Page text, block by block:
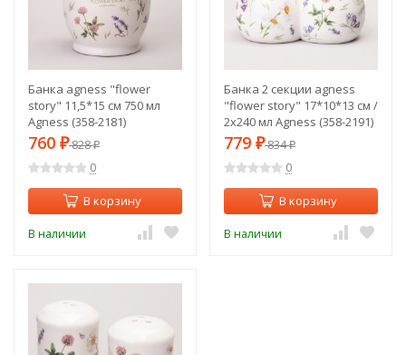
Банка agness "flower
story" 11,5*15 см 750 мл
Agness (358-2181)
760 ₽828₽
0
В корзину
В наличии
Банка 2 секции agness
"flower story" 17*10*13 см /
2x240 мл Agness (358-2191)
779 ₽834₽
0
В корзину
В наличии